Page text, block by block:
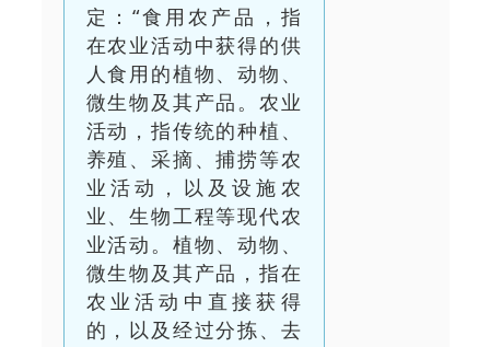
定：“食用农产品，指
在农业活动中获得的供
人食用的植物、动物、
微生物及其产品。农业
活动，指传统的种植、
养殖、采摘、捕捞等农
业活动，以及设施农
业、生物工程等现代农
业活动。植物、动物、
微生物及其产品，指在
农业活动中直接获得
的，以及经过分拣、去